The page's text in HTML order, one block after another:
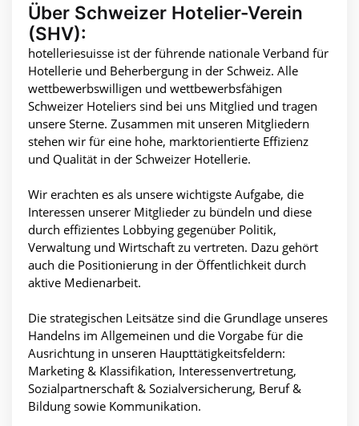
Über Schweizer Hotelier-Verein
(SHV):
hotelleriesuisse ist der führende nationale Verband für
Hotellerie und Beherbergung in der Schweiz. Alle
wettbewerbswilligen und wettbewerbsfähigen
Schweizer Hoteliers sind bei uns Mitglied und tragen
unsere Sterne. Zusammen mit unseren Mitgliedern
stehen wir für eine hohe, marktorientierte Effizienz
und Qualität in der Schweizer Hotellerie.
Wir erachten es als unsere wichtigste Aufgabe, die
Interessen unserer Mitglieder zu bündeln und diese
durch effizientes Lobbying gegenüber Politik,
Verwaltung und Wirtschaft zu vertreten. Dazu gehört
auch die Positionierung in der Öffentlichkeit durch
aktive Medienarbeit.
Die strategischen Leitsätze sind die Grundlage unseres
Handelns im Allgemeinen und die Vorgabe für die
Ausrichtung in unseren Haupttätigkeitsfeldern:
Marketing & Klassifikation, Interessenvertretung,
Sozialpartnerschaft & Sozialversicherung, Beruf &
Bildung sowie Kommunikation.